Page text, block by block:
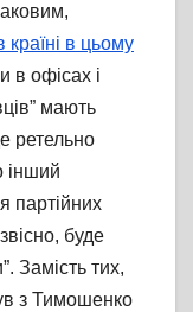
країні в цьому
в офісах і
мають
ретельно
інший
партійних
буде
Замість тих,
з Тимошенко